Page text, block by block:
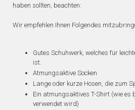
haben sollten, beachten:
Wir empfehlen Ihnen Folgendes
Gutes Schuhwerk, welches für
ist.
Atmungsaktive Socken
Lange oder kurze Hosen, die zum
Ein atmungsaktives T-Shirt (wie es
verwendet wird)